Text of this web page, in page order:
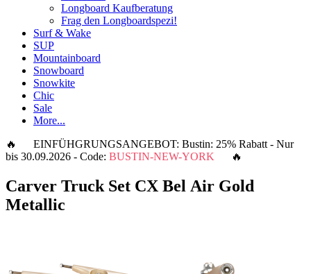
Longboard Kaufberatung
Frag den Longboardspezi!
Surf & Wake
SUP
Mountainboard
Snowboard
Snowkite
Chic
Sale
More...
🔥 EINFÜHGRUNGSANGEBOT: Bustin: 25% Rabatt - Nur
bis 30.09.2026 - Code: BUSTIN-NEW-YORK 🔥
Carver Truck Set CX Bel Air Gold
Metallic